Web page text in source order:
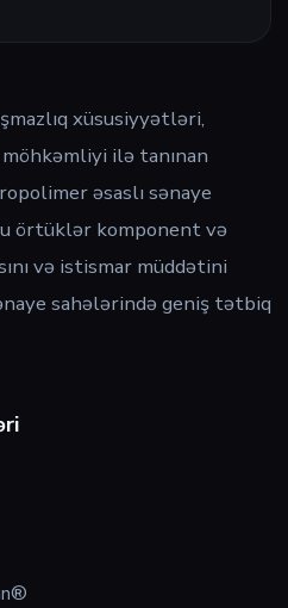
xüsusiyyətləri,
ilə tanınan
əsaslı sənaye
örtüklər komponent və
və istismar müddətini
sahələrində geniş tətbiq